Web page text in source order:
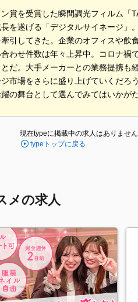
賞を受賞した瞬間調光フィルム「
を遂げる「デジタルサイネージ」
引してきた。企業のオフィスや飲
わせ件数は年々上昇中。コロナ禍
だ。大手メーカーとの業務提携も
市場をさらに盛り上げていくだ
の舞台として選んでみてはいかがだ
現在typeに掲載中の求人はありません
typeトップに戻る
メの求人